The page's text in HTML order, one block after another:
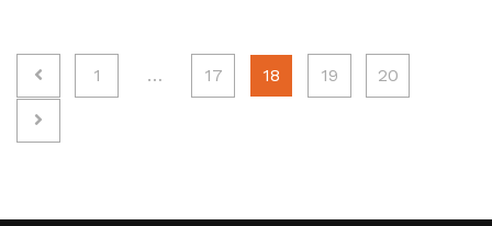
Stránkování
příspěvků
1 … 17 18 19 20